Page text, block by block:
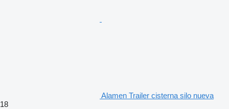
Alamen Trailer cisterna silo nueva
18